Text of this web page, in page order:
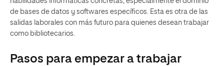
de bases de datos y softwares específicos. Esta es otra de las
salidas laborales con más futuro para quienes desean trabajar
como bibliotecarios.
Pasos para empezar a trabajar